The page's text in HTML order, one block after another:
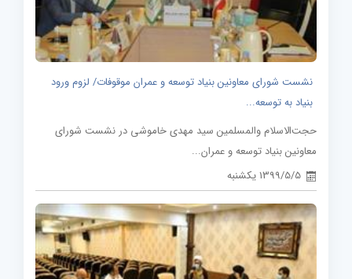
نشست شورای معاونین بنیاد توسعه و عمران موقوفات/ لزوم ورود
بنیاد به توسعه...
حجت‌الاسلام والمسلمین سید مهدی خاموشی در نشست شورای
معاونین بنیاد توسعه و عمران...
1399/5/5 یکشنبه